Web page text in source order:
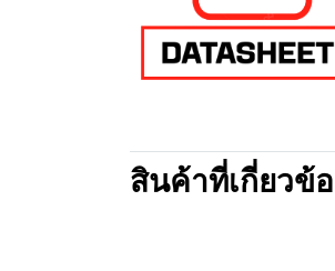
สินค้าที่เกี่ยวข้